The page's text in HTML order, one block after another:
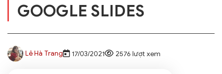
GOOGLE SLIDES
Lê Hà Trang 17/03/2021 2576 lượt xem